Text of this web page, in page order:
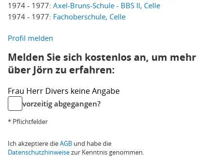
1974 - 1977: Axel-Bruns-Schule - BBS II, Celle
1974 - 1977: Fachoberschule, Celle
Profil melden
Melden Sie sich kostenlos an, um mehr
über Jörn zu erfahren:
Frau Herr Divers keine Angabe
vorzeitig abgegangen?
* Pflichtfelder
Ich akzeptiere dieAGB und habe die
Datenschutzhinweisezur Kenntnis genommen.